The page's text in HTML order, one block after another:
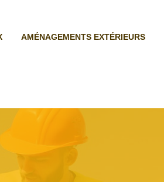
AMÉNAGEMENTS EXTÉRIEURS